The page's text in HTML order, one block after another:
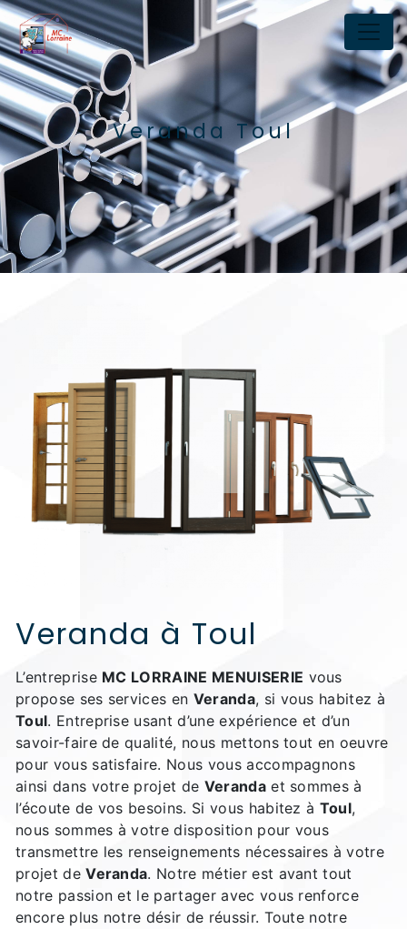
Panneau de gestion des cookies
Veranda Toul
Veranda à Toul
L’entreprise MC LORRAINE MENUISERIE vous
propose ses services en Veranda, si vous habitez à
Toul. Entreprise usant d’une expérience et d’un
savoir-faire de qualité, nous mettons tout en oeuvre
pour vous satisfaire. Nous vous accompagnons
ainsi dans votre projet de Verandaet sommes à
l’écoute de vos besoins. Si vous habitez à Toul,
nous sommes à votre disposition pour vous
transmettre les renseignements nécessaires à votre
projet deVeranda. Notre métier est avant tout
notre passion et le partager avec vous renforce
encore plus notre désir de réussir. Toute notre